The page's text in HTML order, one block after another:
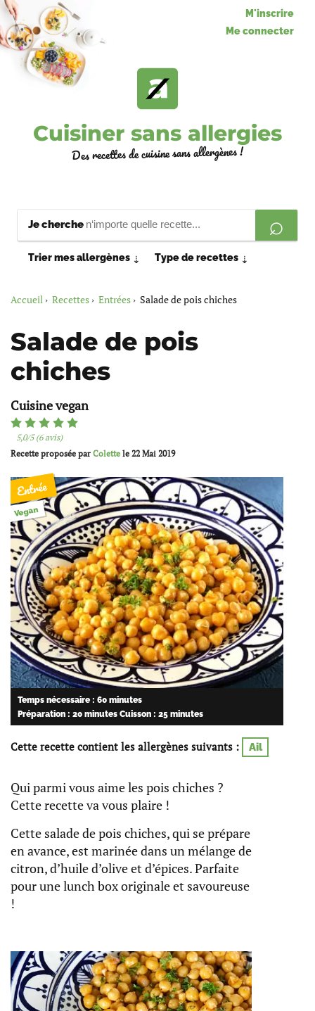
M'inscrire
Me connecter
Cuisiner sans allergies
Des recettes de cuisine sans allergènes !
Je cherche
Trier mes allergènes ⇣ Type de recettes ⇣
Accueil Recettes Entrées Salade de pois chiches
Salade de pois
chiches
Cuisine vegan
5,0/5 (6 avis)
Recette proposée par Colette le 22 Mai 2019
Entrée
Vegan
Temps nécessaire : 60 minutes
Préparation : 20 minutes Cuisson : 25 minutes
Cette recette contient les allergènes suivants : Ail
Qui parmi vous aime les pois chiches ?
Cette recette va vous plaire !
Cette salade de pois chiches, qui se prépare
en avance, est marinée dans un mélange de
citron, d’huile d’olive et d’épices. Parfaite
pour une lunch box originale et savoureuse
!